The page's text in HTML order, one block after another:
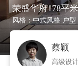
荣盛华府178平
风格：中式风格 户型
蔡颖
高级设